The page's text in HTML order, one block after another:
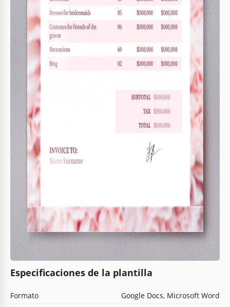
Especificaciones de la plantilla
Formato
Google Docs, Microsoft Word